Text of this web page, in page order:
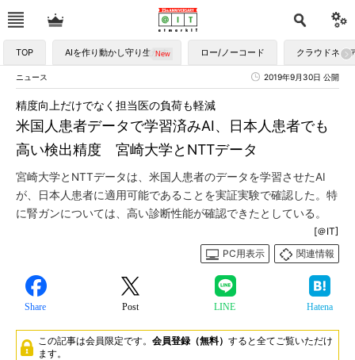
TOP AIを作り動かし守り生かす ロー/ノーコード クラウドネイ
ニュース 2019年9月30日 公開
米国人患者データで学習済みAI、日本人患者でも
高い検出精度 宮崎大学とNTTデータ
精度向上だけでなく担当医の負荷も軽減
宮崎大学とNTTデータは、米国人患者のデータを学習させたAI
が、日本人患者に適用可能であることを実証実験で確認した。特
に腎ガンについては、高い診断性能が確認できたとしている。
[＠IT]
PC用表示
関連情報
Share Post LINE Hatena
この記事は会員限定です。 会員登録（無料） すると全てご覧いただけ
ます。